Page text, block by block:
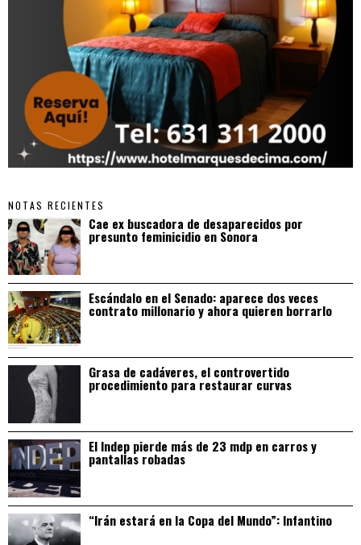
NOTAS RECIENTES
Cae ex buscadora de desaparecidos por
presunto feminicidio en Sonora
Escándalo en el Senado: aparece dos veces
contrato millonario y ahora quieren borrarlo
Grasa de cadáveres, el controvertido
procedimiento para restaurar curvas
El Indep pierde más de 23 mdp en carros y
pantallas robadas
“Irán estará en la Copa del Mundo”: Infantino